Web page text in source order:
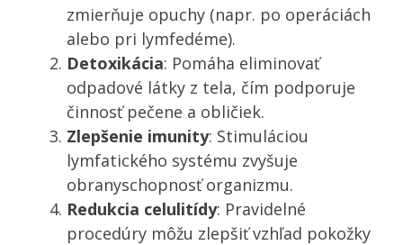
zmierňuje opuchy (napr. po operáciách
alebo pri lymfedéme).
Detoxikácia: Pomáha eliminovať
odpadové látky z tela, čím podporuje
činnosť pečene a obličiek.
Zlepšenie imunity: Stimuláciou
lymfatického systému zvyšuje
obranyschopnosť organizmu.
Redukcia celulitídy: Pravidelné
procedúry môžu zlepšiť vzhľad pokožky